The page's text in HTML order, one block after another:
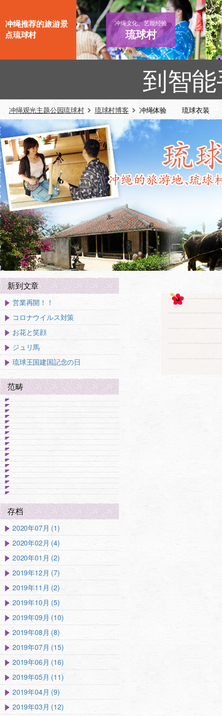
冲绳推荐的旅游景
点琉球村
冲绳文化、艺能经验
琉球村
到智
冲绳观光主题公园琉球村 琉球村博客 冲绳体验 琉球衣装
新到文章
営業再開！！
コロナウイルス対策
お花と笑顔
ジュリ馬
琉球王国建国記念の日
范畴
存档
2020年07月 (1)
2020年02月 (4)
2020年01月 (2)
2019年12月 (7)
2019年11月 (2)
2019年10月 (5)
2019年09月 (10)
2019年08月 (8)
2019年07月 (15)
2019年06月 (16)
2019年05月 (11)
2019年04月 (9)
2019年03月 (12)